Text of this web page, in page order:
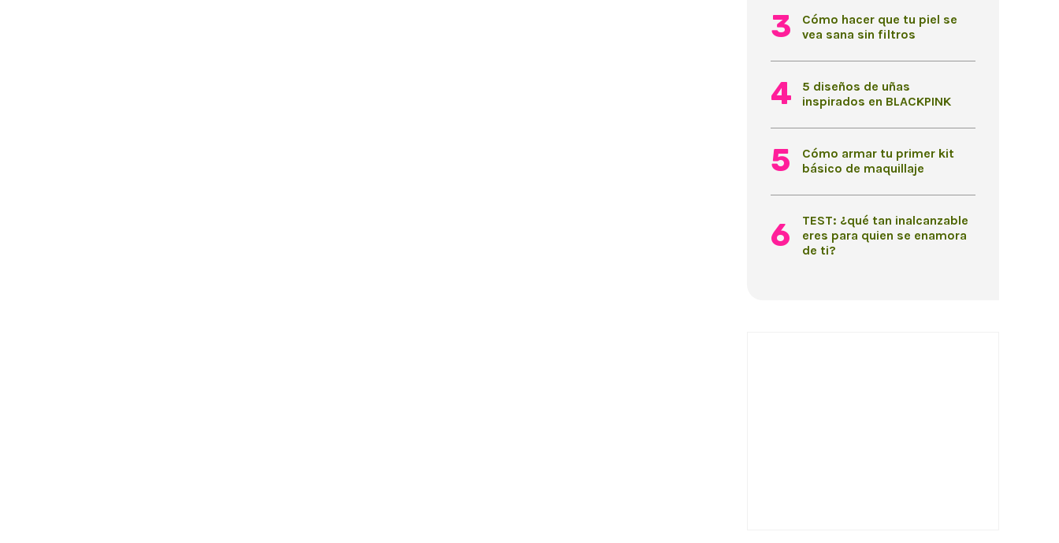
Cómo hacer que tu piel se
vea sana sin filtros
5 diseños de uñas
inspirados en BLACKPINK
Cómo armar tu primer kit
básico de maquillaje
TEST: ¿qué tan inalcanzable
eres para quien se enamora
de ti?